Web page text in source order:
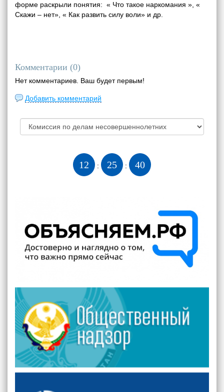
форме раскрыли понятия: « Что такое наркомания », «
Скажи – нет», « Как развить силу воли» и др.
Комментарии (0)
Нет комментариев. Ваш будет первым!
Добавить комментарий
12 : 25 : 41